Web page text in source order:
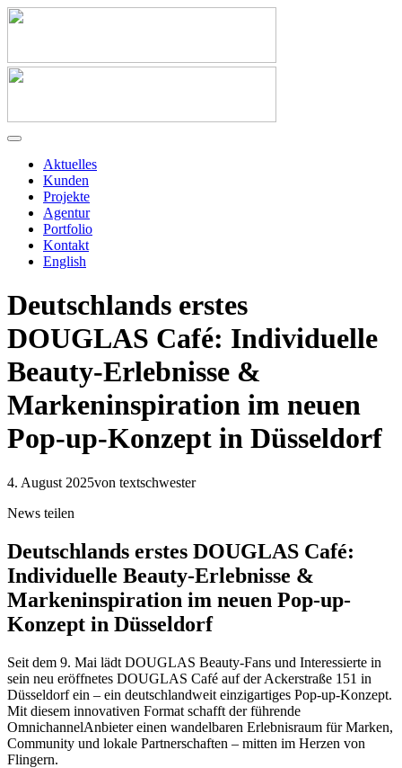
Aktuelles
Kunden
Projekte
Agentur
Portfolio
Kontakt
English
Deutschlands erstes
DOUGLAS Café: Individuelle
Beauty-Erlebnisse &
Markeninspiration im neuen
Pop-up-Konzept in Düsseldorf
4. August 2025von textschwester
News teilen
Deutschlands erstes DOUGLAS Café:
Individuelle Beauty-Erlebnisse &
Markeninspiration im neuen Pop-up-
Konzept in Düsseldorf
Seit dem 9. Mai lädt DOUGLAS Beauty-Fans und Interessierte in
sein neu eröffnetes DOUGLAS Café auf der Ackerstraße 151 in
Düsseldorf ein – ein deutschlandweit einzigartiges Pop-up-Konzept.
Mit diesem innovativen Format schafft der führende
OmnichannelAnbieter einen wandelbaren Erlebnisraum für Marken,
Community und lokale Partnerschaften – mitten im Herzen von
Flingern.